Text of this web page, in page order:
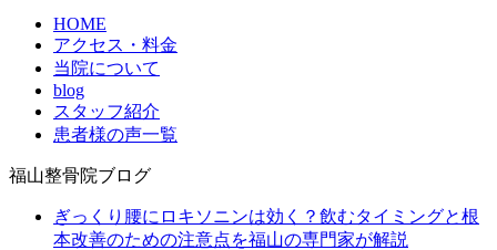
HOME
アクセス・料金
当院について
blog
スタッフ紹介
患者様の声一覧
福山整骨院ブログ
ぎっくり腰にロキソニンは効く？飲むタイミングと根
本改善のための注意点を福山の専門家が解説